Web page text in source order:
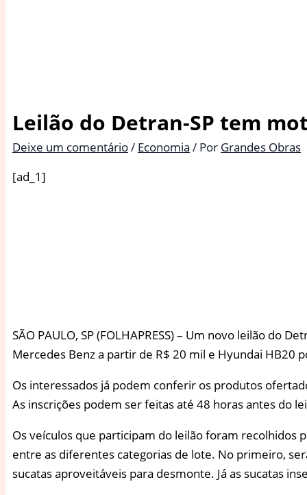
Leilão do Detran-SP tem
Deixe um comentário/ Economia / Por Grandes Obras
[ad_1]
SÃO PAULO, SP (FOLHAPRESS) – Um novo leilão do
Mercedes Benz a partir de R$ 20 mil e Hyundai HB20
Os interessados já podem conferir os produtos
As inscrições podem ser feitas até 48 horas antes do
Os veículos que participam do leilão foram recolhidos
entre as diferentes categorias de lote. No primeiro,
sucatas aproveitáveis para desmonte. Já as sucatas